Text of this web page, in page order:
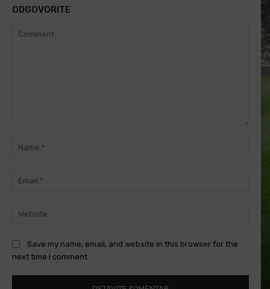
ODGOVORITE
Save my name, email, and website in this browser for the
next time I comment.